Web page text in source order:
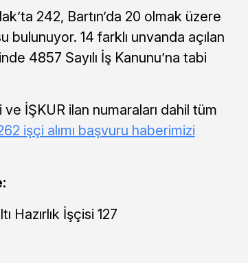
242, Bartın’da 20 olmak üzere
14 farklı unvanda açılan
4857 Sayılı İş Kanunu’na tabi
İŞKUR ilan numaraları dahil tüm
işçi alımı başvuru haberimizi
Hazırlık İşçisi 127